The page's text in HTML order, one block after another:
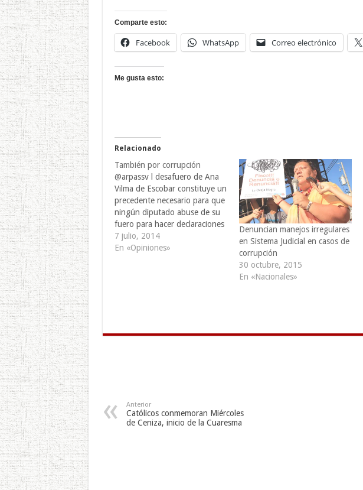
Comparte esto:
Facebook WhatsApp Correo electrónico
Me gusta esto:
Relacionado
También por corrupción
@arpassv l desafuero de Ana
Vilma de Escobar constituye un
precedente necesario para que
ningún diputado abuse de su
fuero para hacer declaraciones
irresponsables, seek sobre
todo durante las campañas
7 julio, 2014
En «Opiniones»
Denuncian manejos irregulares
en Sistema Judicial en casos de
corrupción
30 octubre, 2015
En «Nacionales»
Anterior
Católicos conmemoran Miércoles
de Ceniza, inicio de la Cuaresma